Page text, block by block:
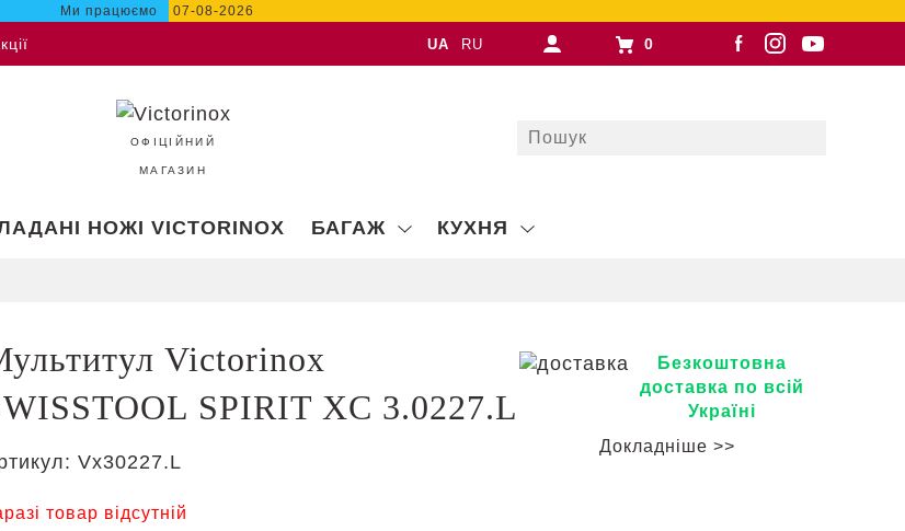
Ми працюємо 07-08-2026
UA RU 0
ОФІЦІЙНИЙ
МАГАЗИН
НОЖІ VICTORINOX БАГАЖ КУХНЯ
Victorinox
SPIRIT XC 3.0227.L
Vx30227.L
товар відсутній
Безкоштовна
доставка по всій
Україні
Докладніше >>